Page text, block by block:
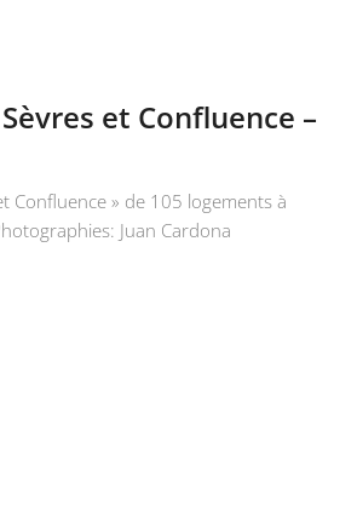
et Confluence –
Confluence » de 105 logements à
Juan Cardona